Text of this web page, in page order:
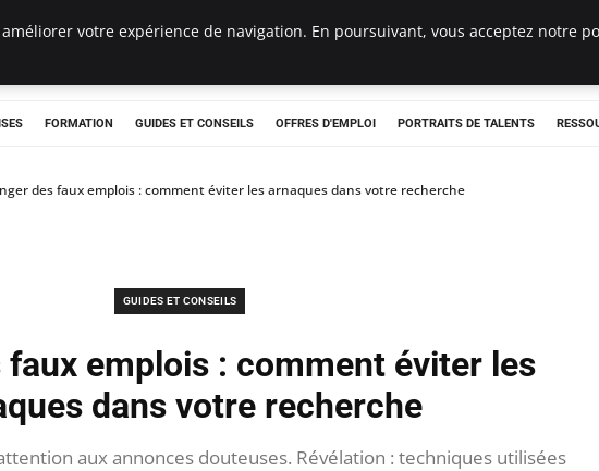
Tête
FORMATION GUIDES ET CONSEILS OFFRES D'EMPLOI PORTRAITS DE TALENTS
des faux emplois : comment éviter les arnaques dans votre recherche
GUIDES ET CONSEILS
faux emplois : comment éviter les
dans votre recherche
aux annonces douteuses. Révélation : techniques utilisées
votre expérience de navigation. En poursuivant, vous acceptez notre